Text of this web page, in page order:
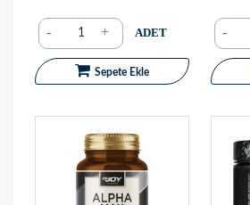
- + ADET
Sepete Ekle
-